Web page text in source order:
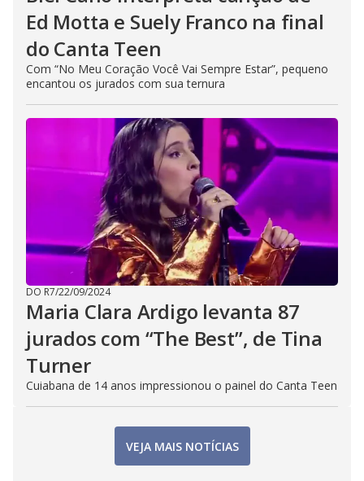
Ed Motta e Suely Franco na final
do Canta Teen
Com “No Meu Coração Você Vai Sempre Estar”, pequeno
encantou os jurados com sua ternura
DO R7/22/09/2024
Maria Clara Ardigo levanta 87
jurados com “The Best”, de Tina
Turner
Cuiabana de 14 anos impressionou o painel do Canta Teen
VEJA MAIS NOTÍCIAS